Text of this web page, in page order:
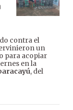
contra el
un
para acopiar
en la
, del